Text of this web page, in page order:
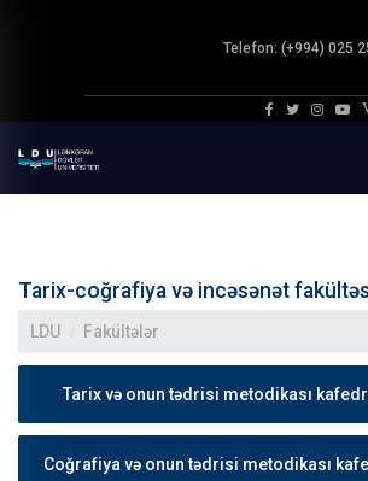
Telefon: (+994) 025
Tarix-coğrafiya və incəsənət
LDU Fakültələr
Tarix və onun tədrisi metodikası
Coğrafiya və onun tədrisi metodikası